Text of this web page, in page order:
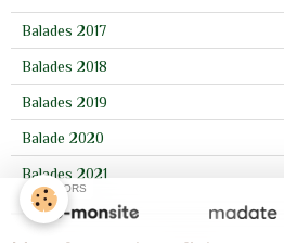
Balades 2017
Balades 2018
Balades 2019
Balade 2020
Balades 2021
SPONSORS